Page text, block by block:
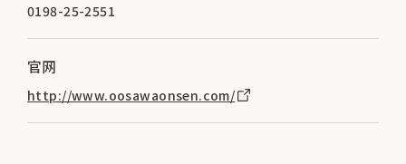
0198-25-2551
官网
http://www.oosawaonsen.com/